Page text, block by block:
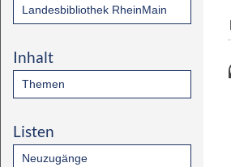
Landesbibliothek RheinMain
Inhalt
Themen
Listen
Neuzugänge